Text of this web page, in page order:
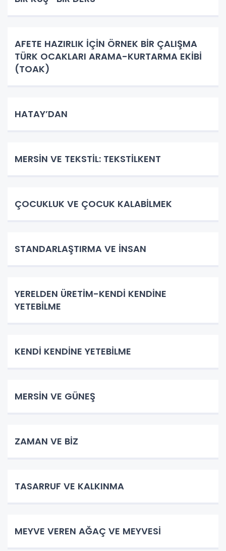
AFETE HAZIRLIK İÇİN ÖRNEK BİR ÇALIŞMA
TÜRK OCAKLARI ARAMA-KURTARMA EKİBİ
(TOAK)
HATAY’DAN
MERSİN VE TEKSTİL: TEKSTİLKENT
ÇOCUKLUK VE ÇOCUK KALABİLMEK
STANDARLAŞTIRMA VE İNSAN
YERELDEN ÜRETİM-KENDİ KENDİNE
YETEBİLME
KENDİ KENDİNE YETEBİLME
MERSİN VE GÜNEŞ
ZAMAN VE BİZ
TASARRUF VE KALKINMA
MEYVE VEREN AĞAÇ VE MEYVESİ